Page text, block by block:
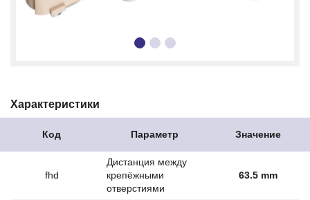
Характеристики
Код Параметр Значение
fhd
Дистанция между
крепёжными
отверстиями
63.5 mm